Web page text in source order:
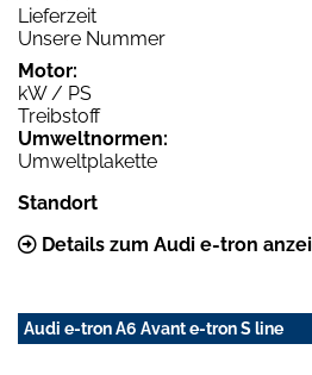
Lieferzeit
Unsere Nummer
Motor:
kW / PS
Treibstoff
Umweltnormen:
Umweltplakette
Standort
Details zum Audi e-tron
Audi e-tron A6 Avant e-tron S line